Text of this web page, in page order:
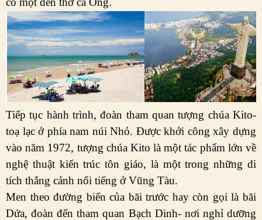
Tiếp tục hành trình, đoàn tham quan tượng chúa Kito-
toạ lạc ở phía nam núi Nhỏ. Được khởi công xây dựng
vào năm 1972, tượng chúa Kito là một tác phẩm lớn về
nghệ thuật kiến trúc tôn giáo, là một trong những di
tích thắng cảnh nổi tiếng ở Vũng Tàu.
Men theo đường biển của bãi trước hay còn gọi là bãi
Dứa, đoàn đến tham quan Bạch Dinh- nơi nghỉ dưỡng